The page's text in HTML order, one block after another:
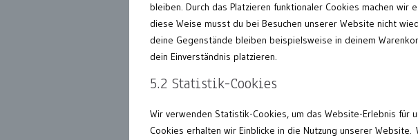
bleiben. Durch das Platzieren funktionaler Cookies machen wir
diese Weise musst du bei Besuchen unserer Website nicht
deine Gegenstände bleiben beispielsweise in deinem
dein Einverständnis platzieren.
5.2 Statistik-Cookies
Wir verwenden Statistik-Cookies, um das Website-Erlebnis
Cookies erhalten wir Einblicke in die Nutzung unserer